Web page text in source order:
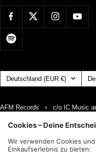
Land/Region Deutschland (EUR €)
AFM Records c/o IC Music